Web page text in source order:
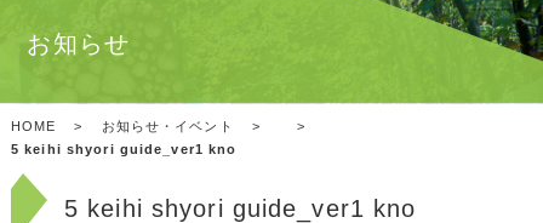
お知らせ
HOME > お知らせ・イベント >
>
5 keihi shyori guide_ver1 kno
5 keihi shyori guide_ver1 kno